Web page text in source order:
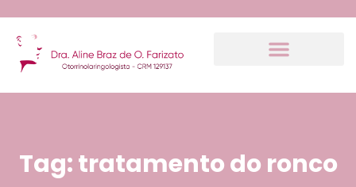
Tag:tratamento do ronco